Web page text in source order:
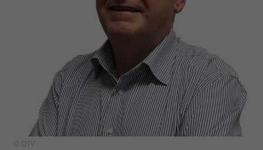
© ÖTV